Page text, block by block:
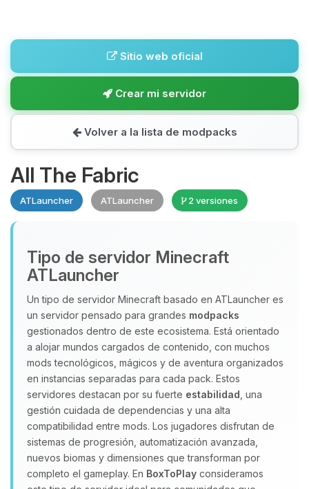
Sitio web oficial
Crear mi servidor
Volver a la lista de modpacks
All The Fabric
ATLauncher ATLauncher 2 versiones
Tipo de servidor Minecraft
ATLauncher
Un tipo de servidor Minecraft basado en ATLauncher es
un servidor pensado para grandes modpacks
gestionados dentro de este ecosistema. Está orientado
a alojar mundos cargados de contenido, con muchos
mods tecnológicos, mágicos y de aventura organizados
en instancias separadas para cada pack. Estos
servidores destacan por su fuerte estabilidad , una
gestión cuidada de dependencias y una alta
compatibilidad entre mods. Los jugadores disfrutan de
sistemas de progresión, automatización avanzada,
nuevos biomas y dimensiones que transforman por
completo el gameplay. En BoxToPlay consideramos
Yupi, por fin alguien con quien
hablar! Soy Choupy, tu pequeno
asistente de BoxToPlay. Cuentame
que necesitas y moveré mis
pequenos circuitos para ayudarte.
09/08/2026 16:53